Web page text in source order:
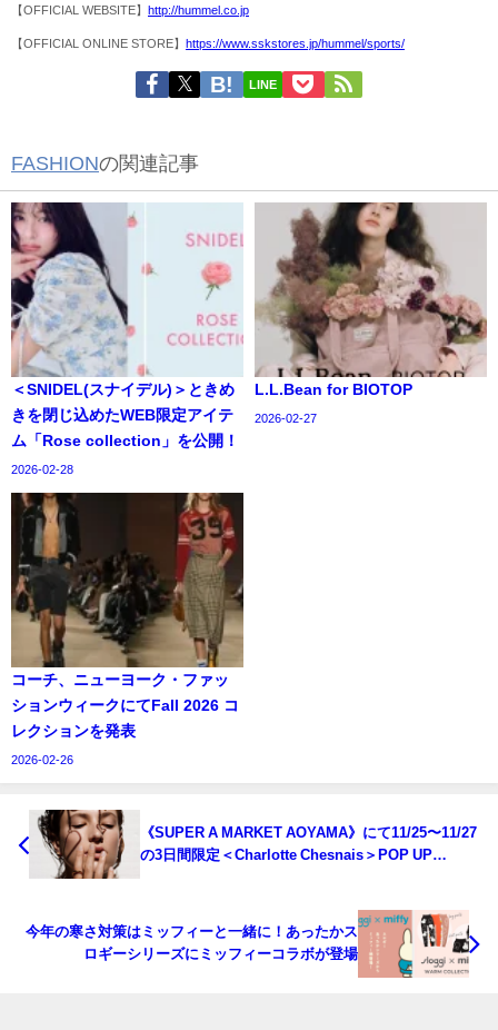
【OFFICIAL WEBSITE】 http://hummel.co.jp
【OFFICIAL ONLINE STORE】 https://www.sskstores.jp/hummel/sports/
LINE
FASHIONの関連記事
＜SNIDEL(スナイデル)＞ときめ
きを閉じ込めたWEB限定アイテ
ム「Rose collection」を公開！
2026-02-28
L.L.Bean for BIOTOP
2026-02-27
コーチ、ニューヨーク・ファッ
ションウィークにてFall 2026 コ
レクションを発表
2026-02-26
《SUPER A MARKET AOYAMA》にて11/25〜11/27
の3日間限定＜Charlotte Chesnais＞POP UP
今年の寒さ対策はミッフィーと一緒に！あったかス
ロギーシリーズにミッフィーコラボが登場